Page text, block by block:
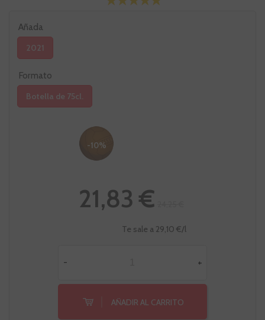
Añada
2021
Formato
Botella de 75cl.
-10%
21,83 €
Te sale a 29,10 €/l
- +
AÑADIR AL CARRITO